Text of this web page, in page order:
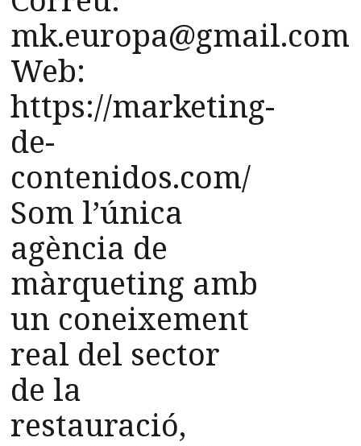
mk.europa@gmail.com
Web:
https://marketing-
de-
contenidos.com/
Som l’única
agència de
màrqueting amb
un coneixement
real del sector
de la
restauració,